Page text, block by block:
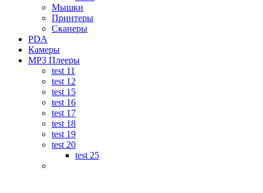
Мышки
Принтеры
Сканеры
PDA
Камеры
MP3 Плееры
test 11
test 12
test 15
test 16
test 17
test 18
test 19
test 20
test 25